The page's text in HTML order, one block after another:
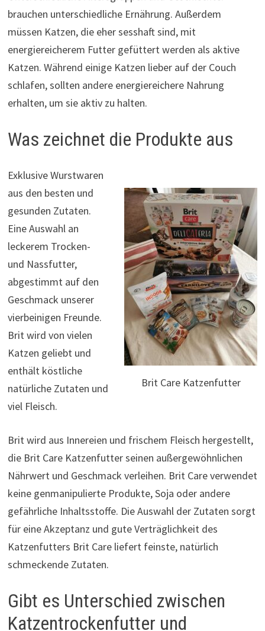
brauchen unterschiedliche Ernährung. Außerdem
müssen Katzen, die eher sesshaft sind, mit
energiereicherem Futter gefüttert werden als aktive
Katzen. Während einige Katzen lieber auf der Couch
schlafen, sollten andere energiereichere Nahrung
erhalten, um sie aktiv zu halten.
Was zeichnet die Produkte aus
Brit Care Katzenfutter
Exklusive Wurstwaren
aus den besten und
gesunden Zutaten.
Eine Auswahl an
leckerem Trocken-
und Nassfutter,
abgestimmt auf den
Geschmack unserer
vierbeinigen Freunde.
Brit wird von vielen
Katzen geliebt und
enthält köstliche
natürliche Zutaten und
viel Fleisch.
Brit wird aus Innereien und frischem Fleisch hergestellt,
die Brit Care Katzenfutter seinen außergewöhnlichen
Nährwert und Geschmack verleihen. Brit Care verwendet
keine genmanipulierte Produkte, Soja oder andere
gefährliche Inhaltsstoffe. Die Auswahl der Zutaten sorgt
für eine Akzeptanz und gute Verträglichkeit des
Katzenfutters Brit Care liefert feinste, natürlich
schmeckende Zutaten.
Gibt es Unterschied zwischen
Katzentrockenfutter und